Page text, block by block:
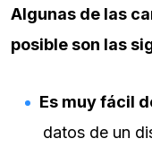
Algunas de las
posible son las
Es muy fácil
datos de un